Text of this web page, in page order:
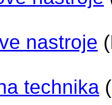
nastroje
technika